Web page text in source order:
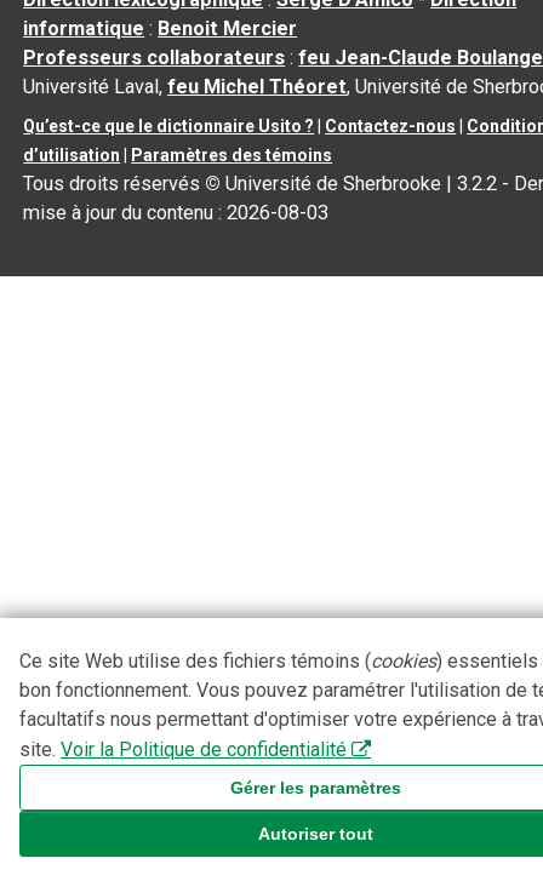
informatique : Benoit Mercier
Professeurs collaborateurs :feu Jean-Claude
Université Laval,feu Michel Théoret, Université de
Qu’est-ce que le dictionnaire Usito ? Contactez-nous
d’utilisation
Paramètres des témoins
Tous droits réservés © Université de Sherbrooke |3.2.2 -
mise à jour du contenu :2026-08-03
Ce site Web utilise des fichiers témoins (cookies) essentiels
bon fonctionnement. Vous pouvez paramétrer l'utilisation de
facultatifs nous permettant d'optimiser votre expérience à
site. Voir la Politique de confidentialité
Gérer les paramètres
Autoriser tout